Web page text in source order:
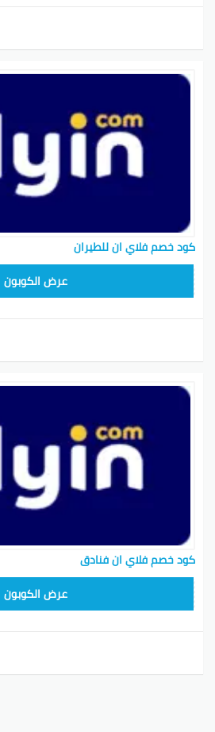
كود خصم فلاي ان للطيران
عرض الكوبون
كود خصم فلاي ان فنادق
عرض الكوبون